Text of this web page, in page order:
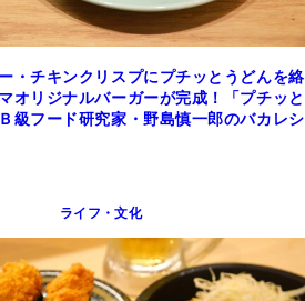
・チキンクリスプにプチッとうどんを絡
オリジナルバーガーが完成！「プチッと
級フード研究家・野島慎一郎のバカレシ
ライフ・文化